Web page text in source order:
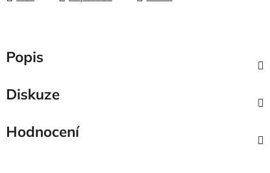
Popis
Diskuze
Hodnocení